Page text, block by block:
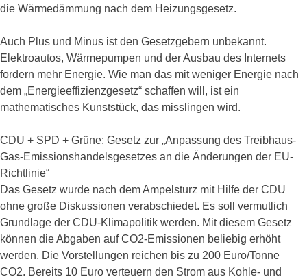
die Wärmedämmung nach dem Heizungsgesetz.
Auch Plus und Minus ist den Gesetzgebern unbekannt.
Elektroautos, Wärmepumpen und der Ausbau des Internets
fordern mehr Energie. Wie man das mit weniger Energie nach
dem „Energieeffizienzgesetz“ schaffen will, ist ein
mathematisches Kunststück, das misslingen wird.
CDU + SPD + Grüne: Gesetz zur „Anpassung des Treibhaus-
Gas-Emissionshandelsgesetzes an die Änderungen der EU-
Richtlinie“
Das Gesetz wurde nach dem Ampelsturz mit Hilfe der CDU
ohne große Diskussionen verabschiedet. Es soll vermutlich
Grundlage der CDU-Klimapolitik werden. Mit diesem Gesetz
können die Abgaben auf CO2-Emissionen beliebig erhöht
werden. Die Vorstellungen reichen bis zu 200 Euro/Tonne
CO2. Bereits 10 Euro verteuern den Strom aus Kohle- und